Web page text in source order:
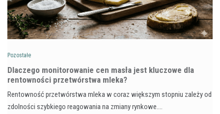
Pozostałe
Dlaczego monitorowanie cen masła jest kluczowe dla
rentowności przetwórstwa mleka?
Rentowność przetwórstwa mleka w coraz większym stopniu zależy od
zdolności szybkiego reagowania na zmiany rynkowe.…